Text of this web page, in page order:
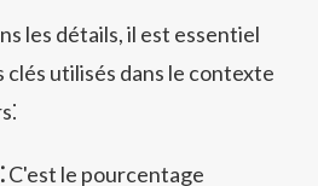
les détails, il est essentiel
utilisés dans le contexte
C'est le pourcentage